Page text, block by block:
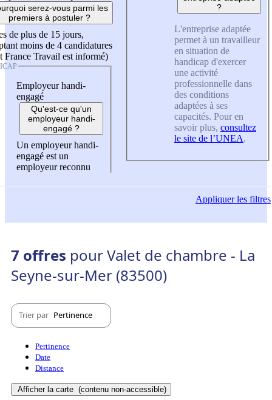
serez-vous parmi les
premiers à postuler ?
de plus de 15 jours,
moins de 4 candidatures
France Travail est informé)
Employeur handi-
engagé
Qu'est-ce qu'un
employeur handi-
engagé ?
Un employeur handi-
engagé est un
employeur reconnu
?
L'entreprise adaptée
permet à un travailleur
en situation de
handicap d'exercer
une activité
professionnelle dans
des conditions
adaptées à ses
capacités. Pour en
savoir plus, consultez
le site de l’UNEA.
Appliquerles filtres
7 offres pour Valet de chambre - La
Seyne-sur-Mer (83500)
Trier par Pertinence
Pertinence
Date
Distance
Afficher la carte (contenu non-accessible)